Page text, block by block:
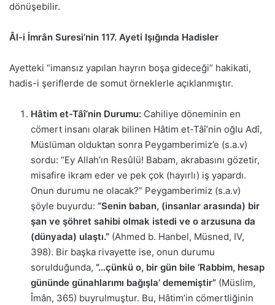
dönüşebilir.
Âl-i İmrân Suresi’nin 117. Ayeti Işığında Hadisler
Ayetteki “imansız yapılan hayrın boşa gideceği” hakikati,
hadis-i şeriflerde de somut örneklerle açıklanmıştır.
Hâtim et-Tâî’nin Durumu: Cahiliye döneminin en
cömert insanı olarak bilinen Hâtim et-Tâî’nin oğlu Adî,
Müslüman olduktan sonra Peygamberimiz’e (s.a.v)
sordu: “Ey Allah’ın Resûlü! Babam, akrabasını gözetir,
misafire ikram eder ve pek çok (hayırlı) iş yapardı.
Onun durumu ne olacak?” Peygamberimiz (s.a.v)
şöyle buyurdu: “Senin baban, (insanlar arasında) bir
şan ve şöhret sahibi olmak istedi ve o arzusuna da
(dünyada) ulaştı.” (Ahmed b. Hanbel, Müsned, IV,
398). Bir başka rivayette ise, onun durumu
sorulduğunda, “…çünkü o, bir gün bile ‘Rabbim, hesap
gününde günahlarımı bağışla’ dememiştir” (Müslim,
Îmân, 365) buyrulmuştur. Bu, Hâtim’in cömertliğinin